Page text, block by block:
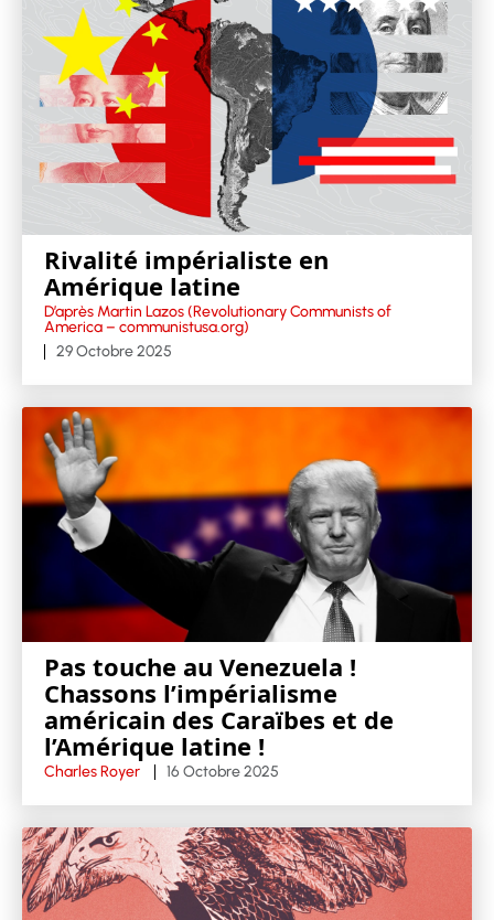
Rivalité impérialiste en
Amérique latine
D’après Martin Lazos (Revolutionary Communists of
America – communistusa.org)
29 Octobre 2025
Pas touche au Venezuela !
Chassons l’impérialisme
américain des Caraïbes et de
l’Amérique latine !
Charles Royer 16 Octobre 2025